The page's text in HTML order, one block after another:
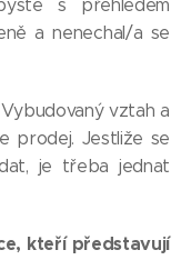
s přehledem
a nenechal/a se
Vybudovaný vztah a
prodej. Jestliže se
je třeba jednat
kteří představují